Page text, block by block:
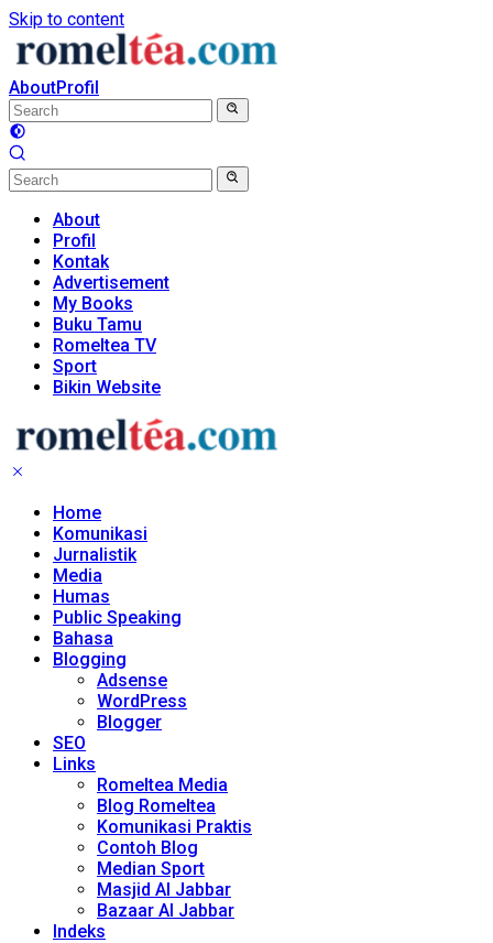
Skip to content
AboutProfil
About
Profil
Kontak
Advertisement
My Books
Buku Tamu
Romeltea TV
Sport
Bikin Website
Home
Komunikasi
Jurnalistik
Media
Humas
Public Speaking
Bahasa
Blogging
Adsense
WordPress
Blogger
SEO
Links
Romeltea Media
Blog Romeltea
Komunikasi Praktis
Contoh Blog
Median Sport
Masjid Al Jabbar
Bazaar Al Jabbar
Indeks